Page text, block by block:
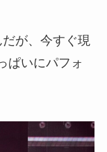
が、今すぐ現
ぱいにパフォ